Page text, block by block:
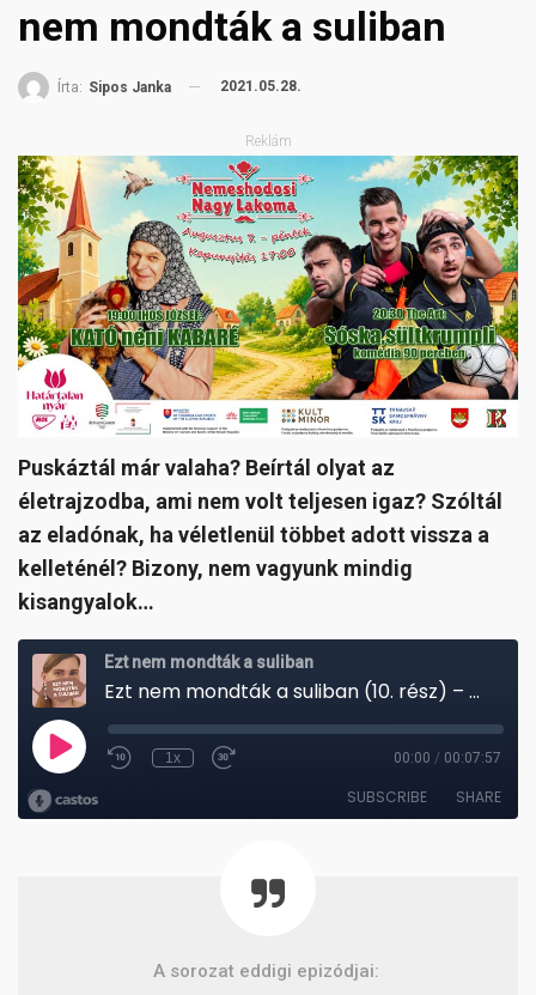
nem mondták a suliban
Írta: Sipos Janka 2021.05.28.
Reklám
Puskáztál már valaha? Beírtál olyat az
életrajzodba, ami nem volt teljesen igaz? Szóltál
az eladónak, ha véletlenül többet adott vissza a
kelleténél? Bizony, nem vagyunk mindig
kisangyalok…
A sorozat eddigi epizódjai: